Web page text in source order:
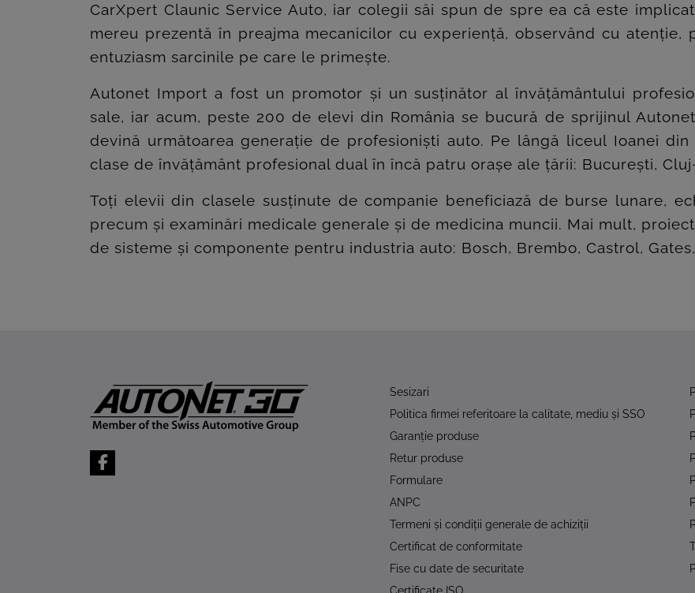
CarXpert Claunic Service Auto, iar colegii săi spun de spre ea că este
mereu prezentă în preajma mecanicilor cu experiență, observând cu atenție,
entuziasm sarcinile pe care le primește.
Autonet Import a fost un promotor și un susținător al învățământului
sale, iar acum, peste 200 de elevi din România se bucură de sprijinul
devină următoarea generație de profesioniști auto. Pe lângă liceul Ioanei
clase de învățământ profesional dual în încă patru orașe ale țării: București,
Toți elevii din clasele susținute de companie beneficiază de burse lunare,
precum și examinări medicale generale și de medicina muncii. Mai mult,
de sisteme și componente pentru industria auto: Bosch, Brembo, Castrol,
Sesizari
Politica firmei referitoare la calitate, mediu şi SSO
Garanţie produse
Retur produse
Formulare
ANPC
Termeni şi condiţii generale de achiziţii
Certificat de conformitate
Fise cu date de securitate
Certificate ISO